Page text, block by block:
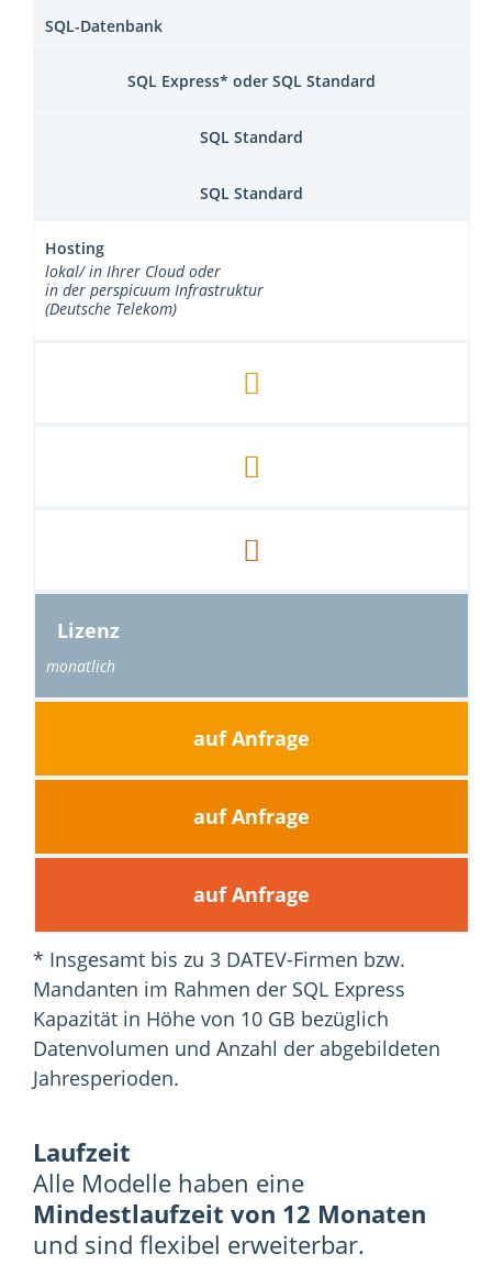
SQL-Datenbank
SQL Express* oder SQL Standard
SQL Standard
SQL Standard
Hosting
lokal/ in Ihrer Cloud oder
in der perspicuum Infrastruktur
(Deutsche Telekom)
Lizenz
monatlich
auf Anfrage
auf Anfrage
auf Anfrage
* Insgesamt bis zu 3 DATEV-Firmen bzw.
Mandanten im Rahmen der SQL Express
Kapazität in Höhe von 10 GB bezüglich
Datenvolumen und Anzahl der abgebildeten
Jahresperioden.
Laufzeit
Alle Modelle haben eine
Mindestlaufzeit von 12 Monaten
und sind flexibel erweiterbar.